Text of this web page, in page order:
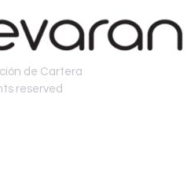
de Cartera
reserved